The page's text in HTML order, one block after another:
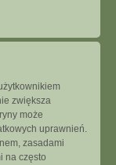
zwiększa
może
uprawnień.
zasadami
na często